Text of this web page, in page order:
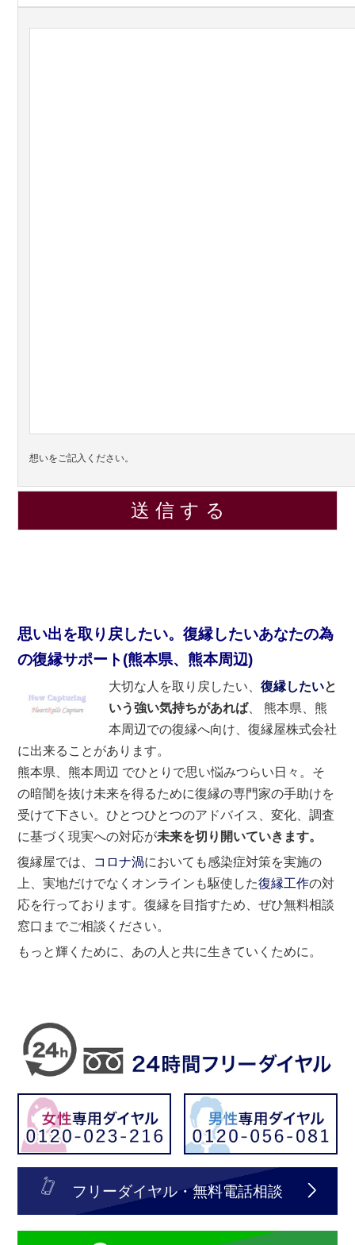
想いをご記入ください。
思い出を取り戻したい。復縁したいあなたの為
の復縁サポート(熊本県、熊本周辺)
大切な人を取り戻したい、復縁したいと
いう強い気持ちがあれば、 熊本県、熊
本周辺での復縁へ向け、復縁屋株式会社
に出来ることがあります。
熊本県、熊本周辺 でひとりで思い悩みつらい日々。そ
の暗闇を抜け未来を得るために復縁の専門家の手助けを
受けて下さい。ひとつひとつのアドバイス、変化、調査
に基づく現実への対応が未来を切り開いていきます。
復縁屋では、 コロナ渦においても感染症対策を実施の
上、実地だけでなくオンラインも駆使した復縁工作の対
応を行っております。復縁を目指すため、ぜひ無料相談
窓口までご相談ください。
もっと輝くために、あの人と共に生きていくために。
フリーダイヤル・無料電話相談